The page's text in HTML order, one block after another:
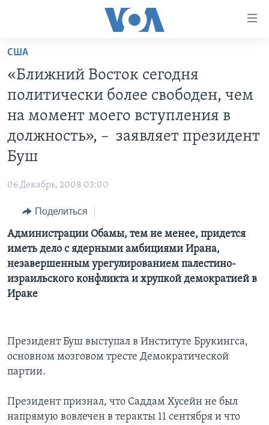
Перейти
основной
контент
основной
навигации
Перейти
ДЕТАЛИ
НЬЮ-ЙОРК NEW YORK
АМЕРИКА. БОЛЬШОЕ ПУТЕШЕСТВИЕ
АМЕРИКАНСКИЕ ГОРОДКИ
ТЕСТЫ
ИНТЕРВЬЮ
ЗА СВОБОДУ ПРЕССЫ
УЧИМ АНГЛИЙСКИЙ
ВИДЕО
ПОДПИСКА НА НОВОСТИ
Learning English
Языки
США
«Ближний Восток сегодня
политически более свободен, чем
на момент моего вступления в
должность», – заявляет президент
Буш
06 Декабрь, 2008 03:00
Поделиться
Администрации Обамы, тем не менее, придется
иметь дело с ядерными амбициями Ирана,
незавершенным урегулированием палестино-
израильского конфликта и хрупкой демократией в
Ираке
Президент Буш выступал в Институте Брукингса,
основном мозговом тресте Демократической
партии.
Президент признал, что Саддам Хусейн не был
напрямую вовлечен в теракты 11 сентября и что